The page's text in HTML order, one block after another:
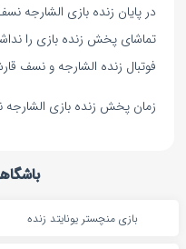
در پایان زنده بازی الشارجه
تماشای پخش زنده بازی را
فوتبال زنده الشارجه و نسف
زمان پخش زنده بازی الشارجه نسف
بازی منچستر یونایتد زنده